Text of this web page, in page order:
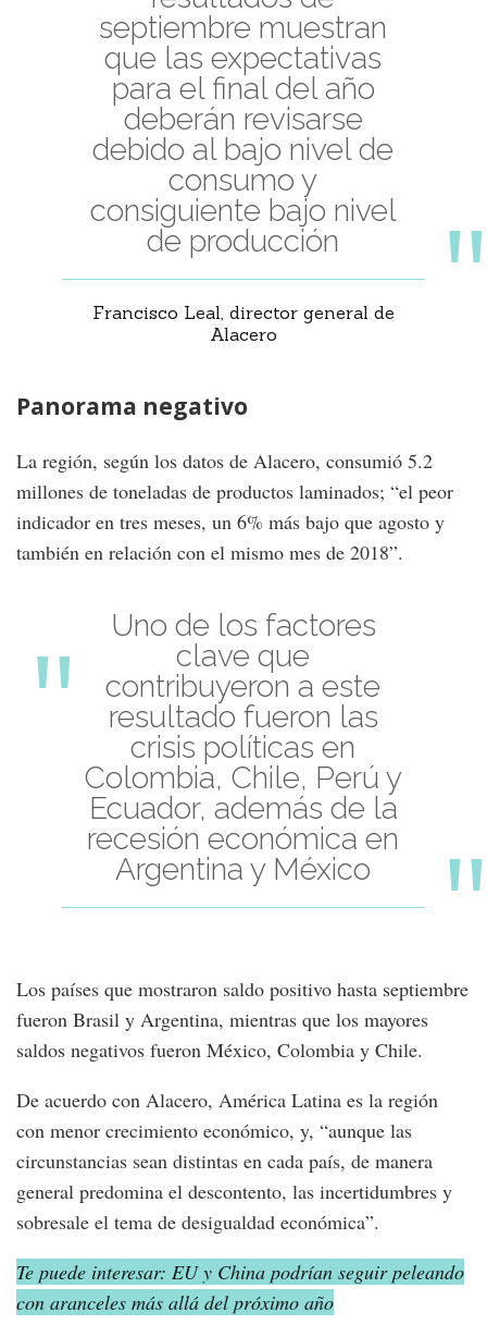
septiembre muestran
que las expectativas
para el final del año
deberán revisarse
debido al bajo nivel de
consumo y
consiguiente bajo nivel
de producción
Francisco Leal, director general de
Alacero
Panorama negativo
La región, según los datos de Alacero, consumió 5.2
millones de toneladas de productos laminados; “el peor
indicador en tres meses, un 6% más bajo que agosto y
también en relación con el mismo mes de 2018”.
Uno de los factores
clave que
contribuyeron a este
resultado fueron las
crisis políticas en
Colombia, Chile, Perú y
Ecuador, además de la
recesión económica en
Argentina y México
Los países que mostraron saldo positivo hasta septiembre
fueron Brasil y Argentina, mientras que los mayores
saldos negativos fueron México, Colombia y Chile.
De acuerdo con Alacero, América Latina es la región
con menor crecimiento económico, y, “aunque las
circunstancias sean distintas en cada país, de manera
general predomina el descontento, las incertidumbres y
sobresale el tema de desigualdad económica”.
Te puede interesar: EU y China podrían seguir peleando
con aranceles más allá del próximo año